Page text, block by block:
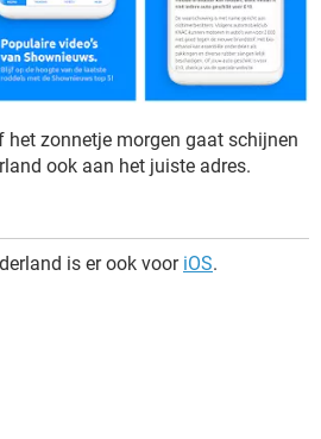
het zonnetje morgen gaat schijnen
ook aan het juiste adres.
is er ook voor iOS.